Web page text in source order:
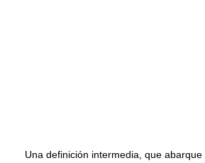
Una definición intermedia, que